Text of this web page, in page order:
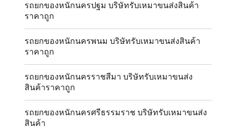
รถยกของหนักนครปฐม บริษัทรับเหมาขนส่งสินค้า
ราคาถูก
รถยกของหนักนครพนม บริษัทรับเหมาขนส่งสินค้า
ราคาถูก
รถยกของหนักนครราชสีมา บริษัทรับเหมาขนส่ง
สินค้าราคาถูก
รถยกของหนักนครศรีธรรมราช บริษัทรับเหมาขนส่ง
สินค้า